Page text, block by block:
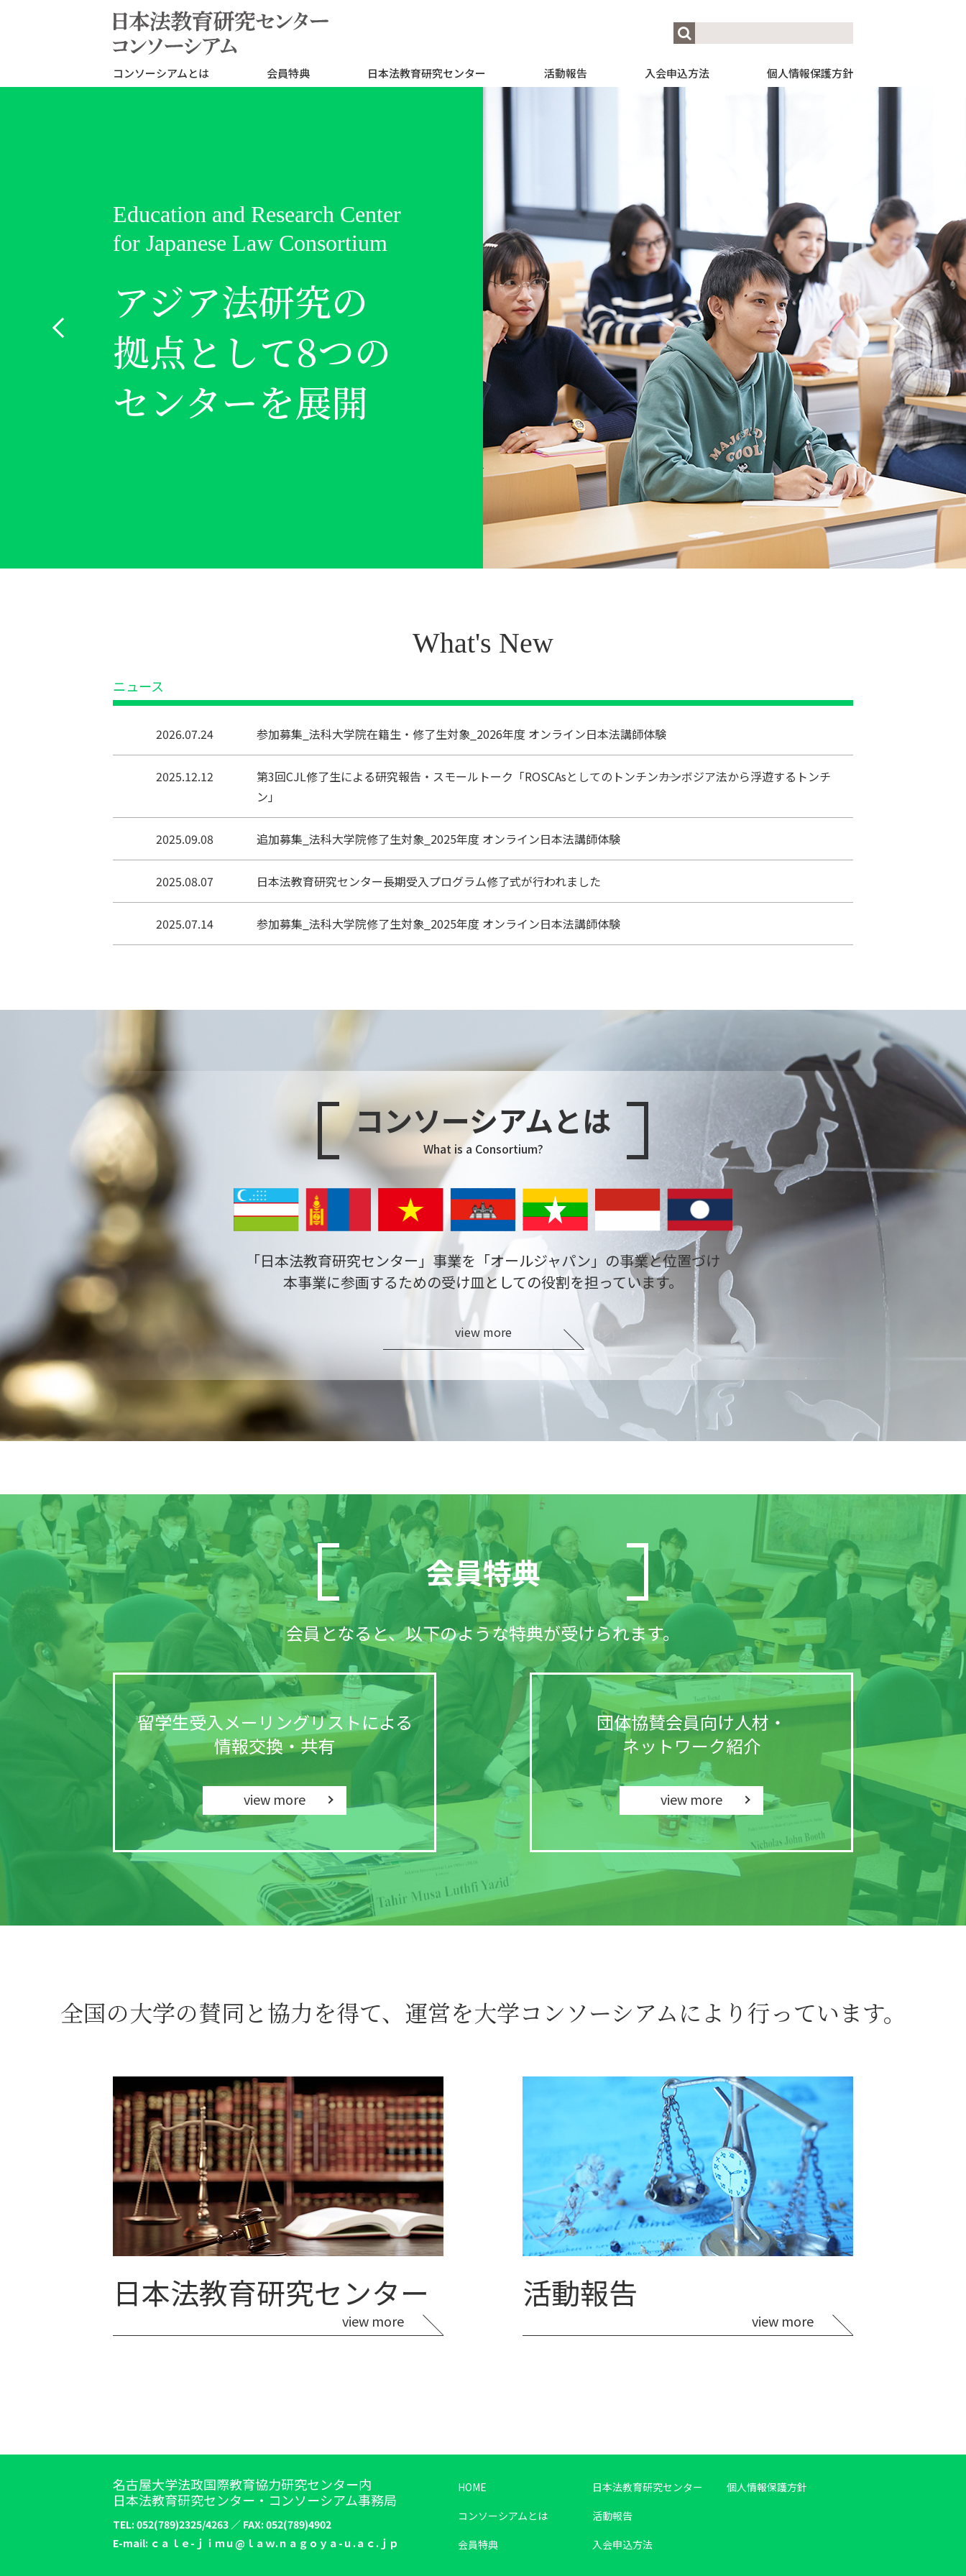
コンソーシアムとは 会員特典 日本法教育研究センター 活動報告 入会申込方法 個人情報保護方針
Education and Research Center
for Japanese Law Consortium
アジア法研究の
拠点として8つの
センターを展開
Education and Research Center
for Japanese Law Consortium
留学生を積極的に
受け入れ、優秀な
法学人材を育成
What's New
ニュース
2026.07.24 参加募集_法科大学院在籍生・修了生対象_2026年度 オンライン日本法講師体験
2025.12.12
第3回CJL修了生による研究報告・スモールトーク「ROSCAsとしてのトンチン――カンボジア法から浮遊するトンチ
ン」
2025.09.08 追加募集_法科大学院修了生対象_2025年度 オンライン日本法講師体験
2025.08.07 日本法教育研究センター長期受入プログラム修了式が行われました
2025.07.14 参加募集_法科大学院修了生対象_2025年度 オンライン日本法講師体験
コンソーシアムとは
What is a Consortium?
「日本法教育研究センター」事業を 「オールジャパン」の事業と位置づけ
本事業に参画するための受け皿としての役割を担っています。
view more
会員特典
会員となると、以下のような特典が受けられます。
留学生受入メーリングリストによる
情報交換・共有
view more
団体協賛会員向け人材・
ネットワーク紹介
view more
全国の大学の賛同と協力を得て、 運営を大学コンソーシアムにより行っています。
日本法教育研究センター
view more
活動報告
view more
名古屋大学法政国際教育協力研究センター内
日本法教育研究センター・コンソーシアム事務局
TEL: 052(789)2325/4263 ／ FAX: 052(789)4902
E-mail: ｃａｌｅ-ｊｉｍｕ@ｌａｗ.ｎａｇｏｙａ-ｕ.ａｃ.ｊｐ
HOME 日本法教育研究センター
個人情報保護方針
コンソーシアムとは
活動報告
会員特典
入会申込方法